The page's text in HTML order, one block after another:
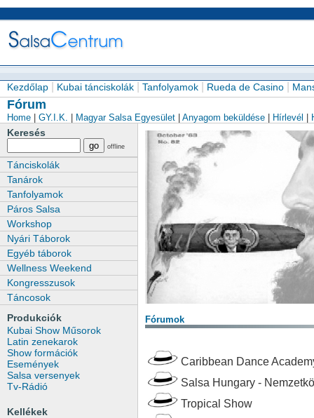
Kezdőlap Kubai tánciskolák Tanfolyamok Rueda de Casino
Fórum
Home GY.I.K. Magyar Salsa Egyesület Anyagom beküldése Hírlevél
Keresés
offline
Tánciskolák
Tanárok
Tanfolyamok
Páros Salsa
Workshop
Nyári Táborok
Egyéb táborok
Wellness Weekend
Kongresszusok
Táncosok
Produkciók
Kubai Show Műsorok
Latin zenekarok
Show formációk
Események
Salsa versenyek
Tv-Rádió
Kellékek
Fórumok
Caribbean Dance
Salsa Hungary -
Tropical Show